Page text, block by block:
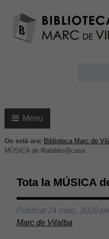
Menu
On està ara: Biblioteca Marc de
MÚSICA de #labiblio@casa
Tota la MÚSICA
Publicat 24 març, 2020
Marc de Vilalba